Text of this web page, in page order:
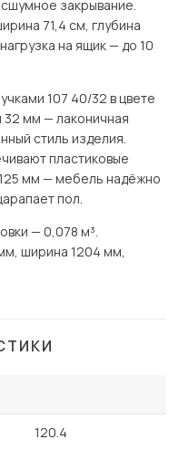
закрывание.
71,4 см, глубина
на ящик — до 10
107 40/32 в цвете
мм — лаконичная
стиль изделия.
пластиковые
мм — мебель надёжно
пол.
— 0,078 м³.
ширина 1204 мм,
120.4